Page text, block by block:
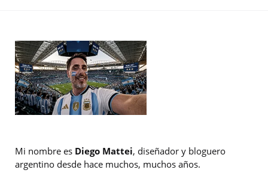
Mi nombre es Diego Mattei, diseñador y bloguero
argentino desde hace muchos, muchos años.